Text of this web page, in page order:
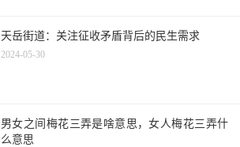
天岳街道：关注征收矛盾背后的民生需求
2024-05-30
男女之间梅花三弄是啥意思，女人梅花三弄什
么意思